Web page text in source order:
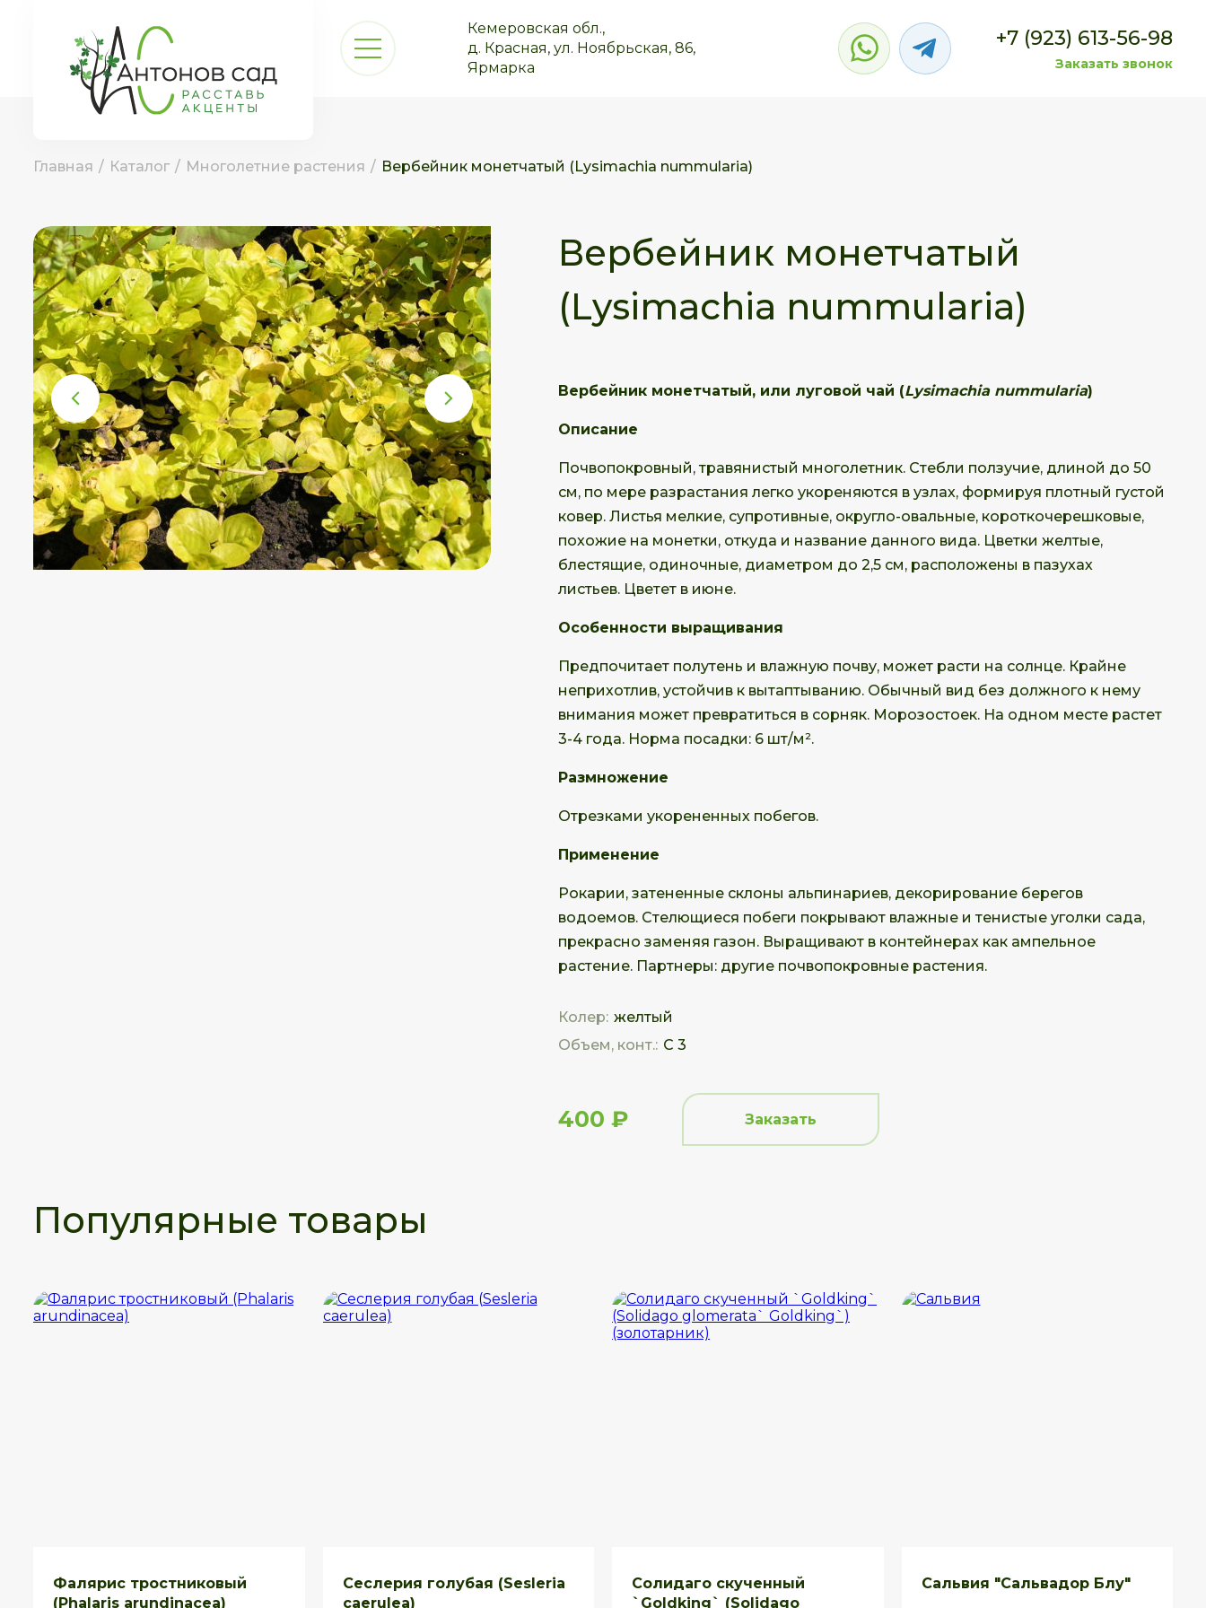
Кемеровская обл.,
д. Красная, ул. Ноябрьская, 86,
Ярмарка
+7 (923) 613-56-98
Заказать звонок
Главная / Каталог / Многолетние растения / Вербейник монетчатый (Lysimachia nummularia)
Вербейник монетчатый
(Lysimachia nummularia)
Вербейник монетчатый, или луговой чай (Lysimachia nummularia)
Описание
Почвопокровный, травянистый многолетник. Стебли ползучие, длиной до 50
см, по мере разрастания легко укореняются в узлах, формируя плотный густой
ковер. Листья мелкие, супротивные, округло-овальные, короткочерешковые,
похожие на монетки, откуда и название данного вида. Цветки желтые,
блестящие, одиночные, диаметром до 2,5 см, расположены в пазухах
листьев. Цветет в июне.
Особенности выращивания
Предпочитает полутень и влажную почву, может расти на солнце. Крайне
неприхотлив, устойчив к вытаптыванию. Обычный вид без должного к нему
внимания может превратиться в сорняк. Морозостоек. На одном месте растет
3-4 года. Норма посадки: 6 шт/м².
Размножение
Отрезками укорененных побегов.
Применение
Рокарии, затененные склоны альпинариев, декорирование берегов
водоемов. Стелющиеся побеги покрывают влажные и тенистые уголки сада,
прекрасно заменяя газон. Выращивают в контейнерах как ампельное
растение. Партнеры: другие почвопокровные растения.
Колер: желтый
Объем, конт.: С 3
400 ₽ Заказать
Популярные товары
Фалярис тростниковый
(Phalaris arundinacea)
Сеслерия голубая (Sesleria
caerulea)
Солидаго скученный
`Goldking` (Solidago
Сальвия "Сальвадор Блу"